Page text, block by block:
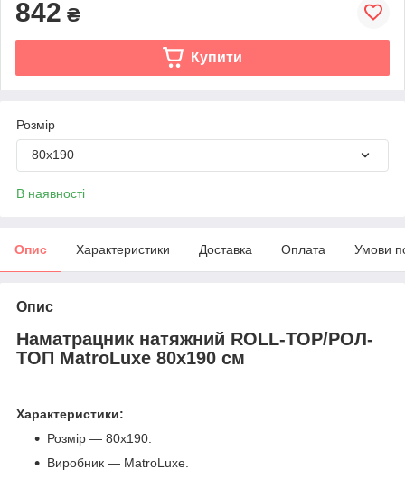
842 ₴
Купити
Розмір
80х190
В наявності
Опис Характеристики Доставка Оплата Умови
Опис
Наматрацник натяжний ROLL-TOP/РОЛ-
ТОП MatroLuxe 80х190 см
Характеристики:
Розмір — 80х190.
Виробник — MatroLuxe.